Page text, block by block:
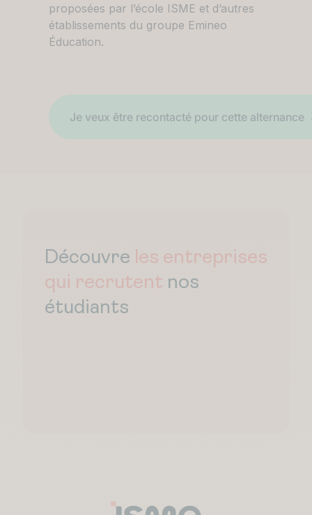
proposées par l’école ISME et d’autres
établissements du groupe Emineo
Éducation.
Découvre les entreprises
qui recrutent nos
étudiants